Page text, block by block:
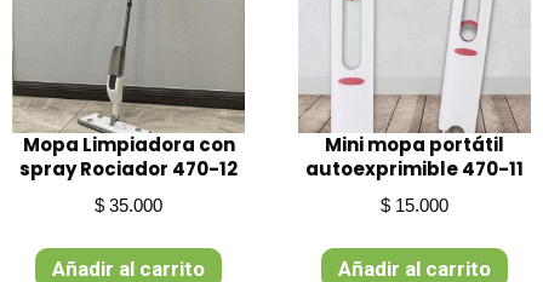
Mopa Limpiadora con
spray Rociador 470-12
$ 35.000
Añadir al carrito
Mini mopa portátil
autoexprimible 470-11
$ 15.000
Añadir al carrito